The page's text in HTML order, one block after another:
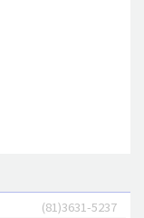
(81)3631-5237